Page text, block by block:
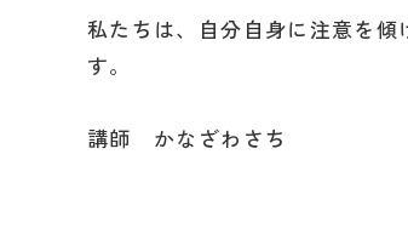
私たちは、自分自身に注意を
す。
講師 かなざわさち